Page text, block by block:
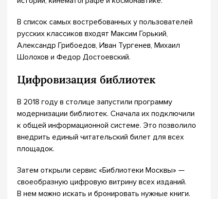
В список самых востребованных у пользователей
русских классиков входят Максим Горький,
Александр Грибоедов, Иван Тургенев, Михаил
Шолохов и Федор Достоевский.
Цифровизация библиотек
В 2018 году в столице запустили программу
модернизации библиотек. Сначала их подключили
к общей информационной системе. Это позволило
внедрить единый читательский билет для всех
площадок.
Затем открыли сервис «Библиотеки Москвы» —
своеобразную цифровую витрину всех изданий.
В нем можно искать и бронировать нужные книги.